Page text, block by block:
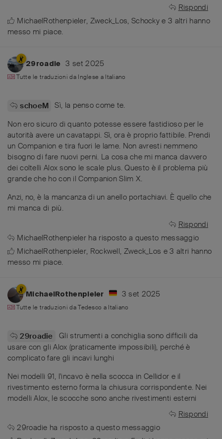
Rispondi
MichaelRothenpieler, Zweck_Los, Schocky e 3 altri hanno
messo mi piace.
29roadie 3 set 2025
Tutte le traduzioni da Inglese a Italiano
schoeM Sì, la penso come te.
Non ero sicuro di quanto potesse essere fastidioso per le
autorità avere un cavatappi. Sì, ora è proprio fattibile. Prendi
un Companion e tira fuori le lame. Non avresti nemmeno
bisogno di fare nuovi perni. La cosa che mi manca davvero
dei coltelli Alox sono le scale plus. Questo è il problema più
grande che ho con il Companion Slim X.
Anzi, no, è la mancanza di un anello portachiavi. È quello che
mi manca di più.
Rispondi
MichaelRothenpieler ha risposto a questo messaggio
MichaelRothenpieler, Rockwell, Zweck_Los e3 altri hanno
messo mi piace.
MichaelRothenpieler 3 set 2025
Tutte le traduzioni daTedesco a Italiano
29roadie
Gli strumenti a conchiglia sono difficili da
usare con gli Alox (praticamente impossibili), perché è
complicato fare gli incavi lunghi
Nei modelli 91, l'incavo è nella scocca in Cellidor e il
rivestimento esterno forma la chiusura corrispondente. Nei
modelli Alox, le scocche sono anche rivestimenti esterni
Rispondi
29roadie ha risposto a questo messaggio